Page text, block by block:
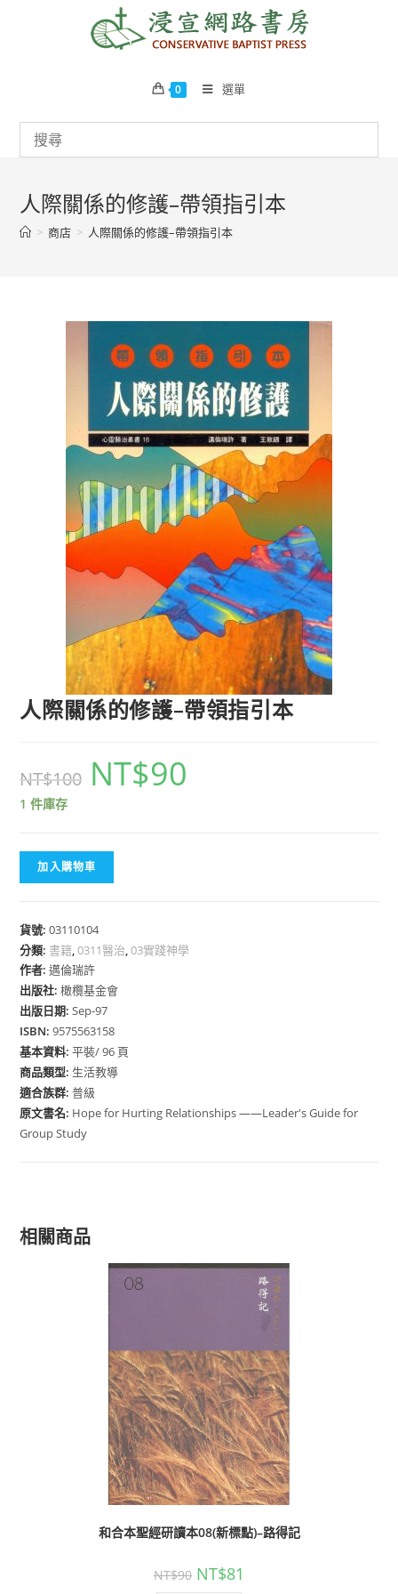
0 選單
人際關係的修護–帶領指引本
> 商店 > 人際關係的修護–帶領指引本
人際關係的修護–帶領指引本
NT$100 NT$90
1 件庫存
加入購物車
貨號:03110104
分類: 書籍,0311醫治,03實踐神學
作者:邁倫瑞許
出版社:橄欖基金會
出版日期:Sep-97
ISBN:9575563158
基本資料:平裝/ 96 頁
商品類型: 生活教導
適合族群:普級
原文書名: Hope for Hurting Relationships ——Leader's Guide for
Group Study
相關商品
和合本聖經研讀本08(新標點)–路得記
NT$90 NT$81